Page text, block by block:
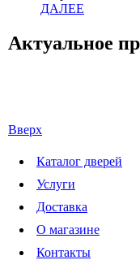
ДАЛЕЕ
Актуальное
Вверх
Каталог дверей
Услуги
Доставка
О магазине
Контакты